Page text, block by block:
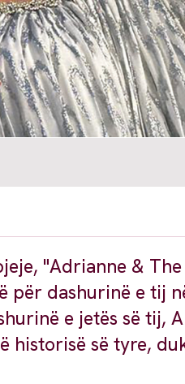
"Adrianne &
për dashurinë e tij
e jetës së tij,
historisë së tyre,